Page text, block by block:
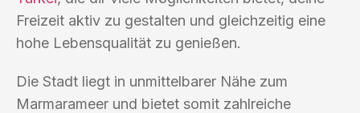
Freizeit aktiv zu gestalten und gleichzeitig eine
hohe Lebensqualität zu genießen.
Die Stadt liegt in unmittelbarer Nähe zum
Marmarameer und bietet somit zahlreiche